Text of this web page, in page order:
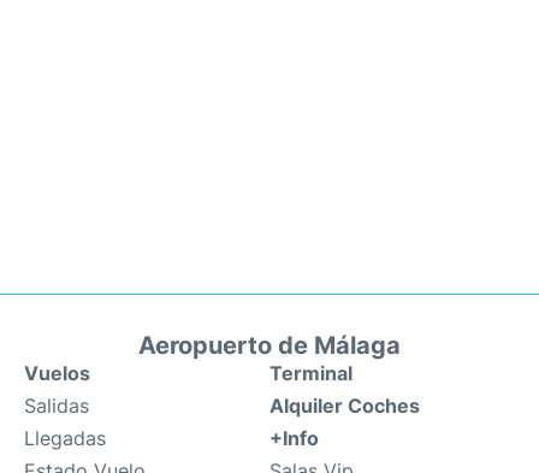
Aeropuerto de Málaga
Vuelos
Salidas
Llegadas
Terminal
Alquiler Coches
+Info